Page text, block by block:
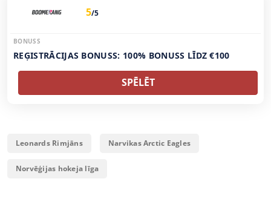
5/5
BONUSS
REĢISTRĀCIJAS BONUSS: 100% BONUSS LĪDZ €100
SPĒLĒT
Leonards Rimjāns Narvikas Arctic Eagles
Norvēģijas hokeja līga